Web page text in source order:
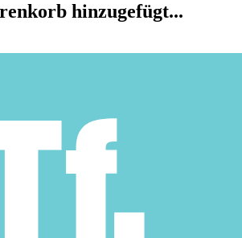
hinzugefügt...